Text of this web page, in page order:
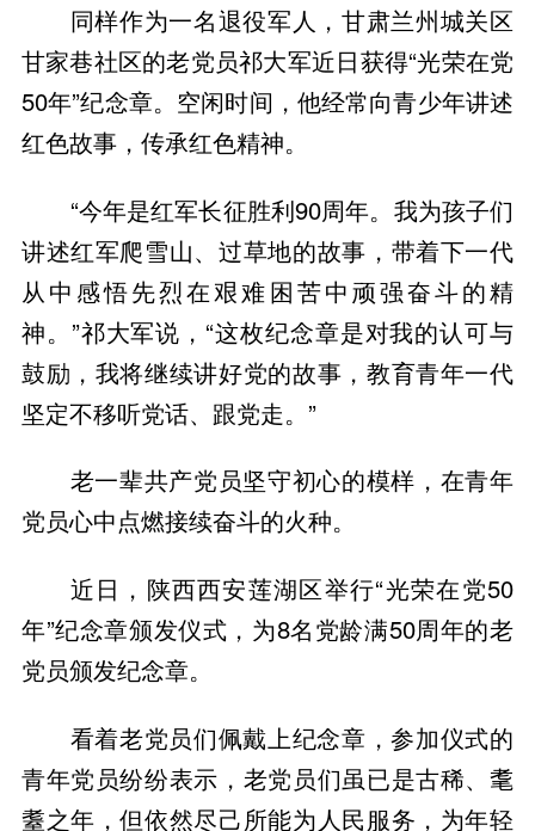
同样作为一名退役军人，甘肃兰州城关区
甘家巷社区的老党员祁大军近日获得“光荣在党
50年”纪念章。空闲时间，他经常向青少年讲述
红色故事，传承红色精神。
“今年是红军长征胜利90周年。我为孩子们
讲述红军爬雪山、过草地的故事，带着下一代
从中感悟先烈在艰难困苦中顽强奋斗的精
神。”祁大军说，“这枚纪念章是对我的认可与
鼓励，我将继续讲好党的故事，教育青年一代
坚定不移听党话、跟党走。”
老一辈共产党员坚守初心的模样，在青年
党员心中点燃接续奋斗的火种。
近日，陕西西安莲湖区举行“光荣在党50
年”纪念章颁发仪式，为8名党龄满50周年的老
党员颁发纪念章。
看着老党员们佩戴上纪念章，参加仪式的
青年党员纷纷表示，老党员们虽已是古稀、耄
耋之年，但依然尽己所能为人民服务，为年轻